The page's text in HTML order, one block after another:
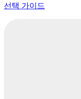
선택 가이드